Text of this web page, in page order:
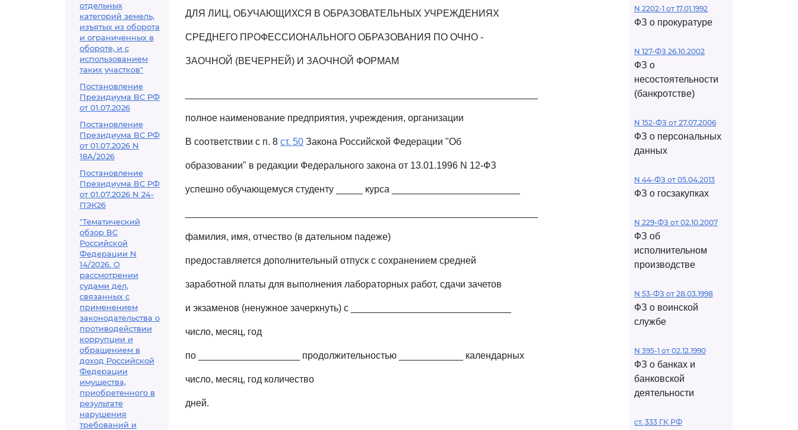
отдельных
категорий земель,
изъятых из оборота
и ограниченных в
обороте, и с
использованием
таких участков"
Постановление
Президиума ВС РФ
от 01.07.2026
Постановление
Президиума ВС РФ
от 01.07.2026 N
18А/2026
Постановление
Президиума ВС РФ
от 01.07.2026 N 24-
ПЭК26
"Тематический
обзор ВС
Российской
Федерации N
14/2026. О
рассмотрении
судами дел,
связанных с
применением
законодательства о
противодействии
коррупции и
обращением в
доход Российской
Федерации
имущества,
приобретенного в
результате
нарушения
требований и
ДЛЯ ЛИЦ, ОБУЧАЮЩИХСЯ В ОБРАЗОВАТЕЛЬНЫХ УЧРЕЖДЕНИЯХ
СРЕДНЕГО ПРОФЕССИОНАЛЬНОГО ОБРАЗОВАНИЯ ПО ОЧНО -
ЗАОЧНОЙ (ВЕЧЕРНЕЙ) И ЗАОЧНОЙ ФОРМАМ
полное наименование предприятия, учреждения, организации
В соответствии с п. 8 ст. 50 Закона Российской Федерации "Об
образовании" в редакции Федерального закона от 13.01.1996 N 12-ФЗ
успешно обучающемуся студенту _____ курса ________________________
фамилия, имя, отчество (в дательном падеже)
предоставляется дополнительный отпуск с сохранением средней
заработной платы для выполнения лабораторных работ, сдачи зачетов
и экзаменов (ненужное зачеркнуть) с ______________________________
число, месяц, год
по ___________________ продолжительностью ____________ календарных
число, месяц, год количество
дней.
N 2202-1 от 17.01.1992
ФЗ о прокуратуре
N 127-ФЗ 26.10.2002
ФЗ о
несостоятельности
(банкротстве)
N 152-ФЗ от 27.07.2006
ФЗ о персональных
данных
N 44-ФЗ от 05.04.2013
ФЗ о госзакупках
N 229-ФЗ от 02.10.2007
ФЗ об
исполнительном
производстве
N 53-ФЗ от 28.03.1998
ФЗ о воинской
службе
N 395-1 от 02.12.1990
ФЗ о банках и
банковской
деятельности
ст. 333 ГК РФ